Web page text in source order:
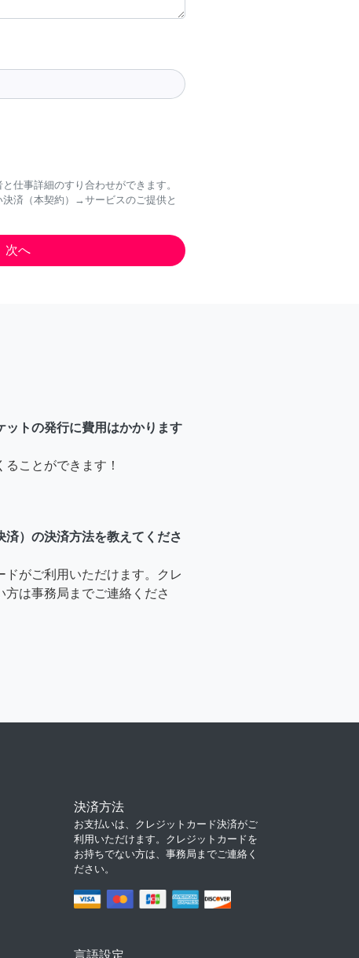
仕事詳細のすり合わせができます。
済（本契約）→サービスのご提供と
ットの発行に費用はかかります
ことができます！
）の決済方法を教えてくださ
がご利用いただけます。クレ
は事務局までご連絡くださ
決済方法
お支払いは、クレジットカード決済がご
利用いただけます。クレジットカードを
お持ちでない方は、事務局までご連絡く
ださい。
言語設定